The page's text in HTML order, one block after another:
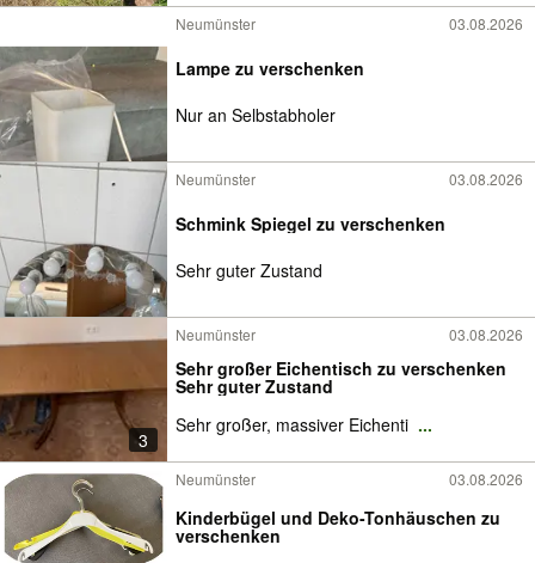
Neumünster 03.08.2026
Lampe zu verschenken
Nur an Selbstabholer
Neumünster 03.08.2026
Schmink Spiegel zu verschenken
Sehr guter Zustand
3
Neumünster 03.08.2026
Sehr großer Eichentisch zu verschenken
Sehr guter Zustand
Sehr großer, massiver Eichenti ...
Neumünster 03.08.2026
Kinderbügel und Deko-Tonhäuschen zu
verschenken